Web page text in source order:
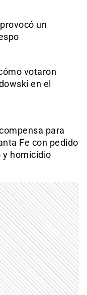
un
votaron
en el
para
Fe con pedido
y homicidio